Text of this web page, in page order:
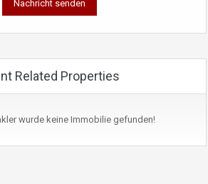
Related Properties
wurde keine Immobilie gefunden!